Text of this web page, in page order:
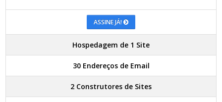
ASSINE JÁ!
Hospedagem de 1 Site
30 Endereços de Email
2 Construtores de Sites